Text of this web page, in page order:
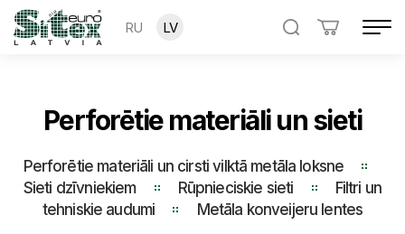
RU LV
Perforētie materiāli un sieti
Perforētie materiāli un сirsti vilktā metāla loksne
Sieti dzīvniekiem
Rūpnieciskie sieti
Filtri un
tehniskie audumi
Metāla konveijeru lentes